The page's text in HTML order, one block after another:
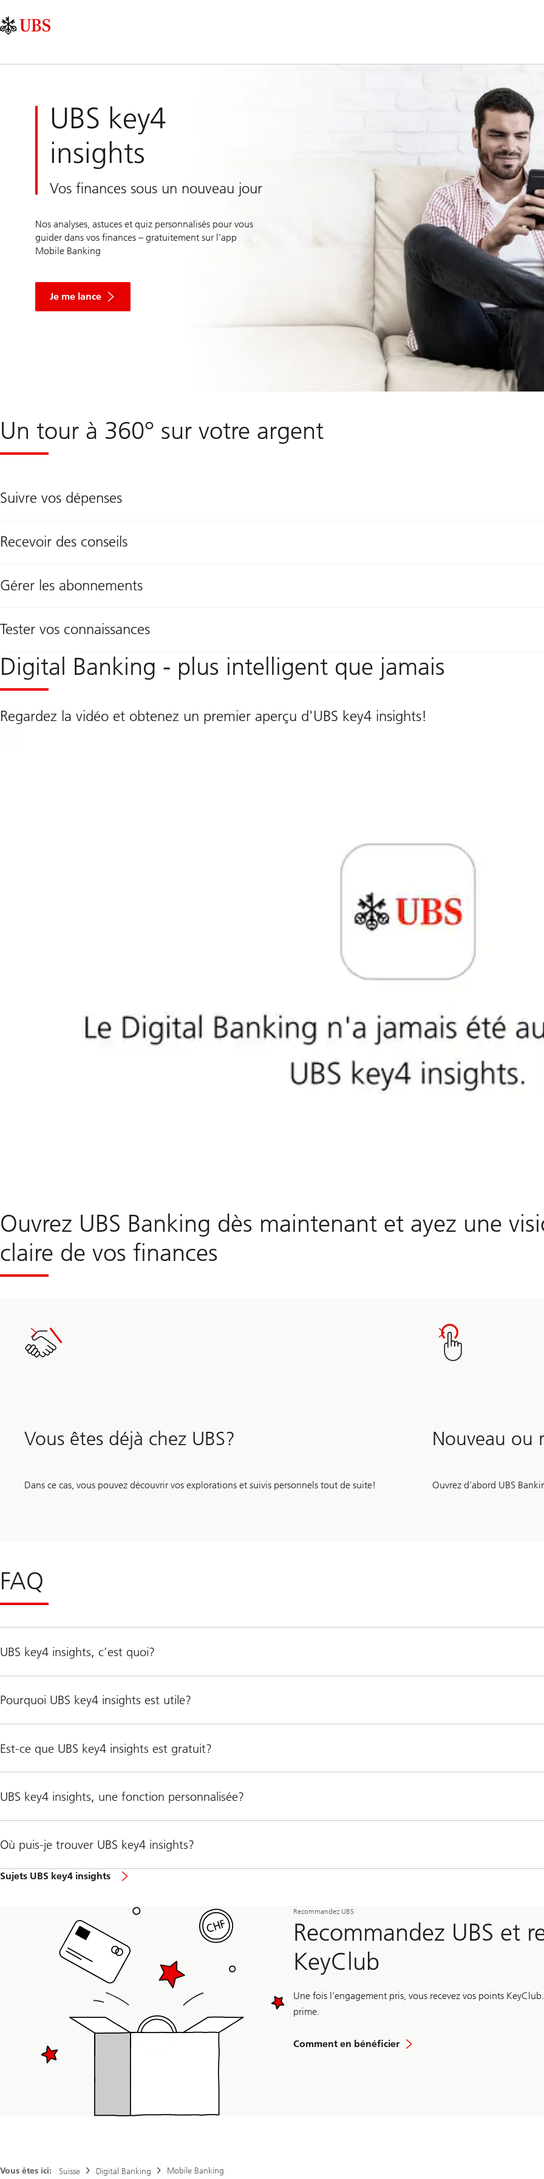
Area
principale
UBS key4
insights
Vos finances sous un nouveau jour
Nos analyses, astuces et quiz personnalisés pour vous
guider dans vos finances – gratuitement sur l’app
Mobile Banking
Je me lance
Un tour à 360° sur votre argent
Suivre vos dépenses
Recevoir des conseils
Gérer les abonnements
Tester vos connaissances
Digital Banking - plus intelligent que jamais
Regardez la vidéo et obtenez un premier aperçu d'UBS key4 insights!
Ouvrez UBS Banking dès maintenant et ayez une
claire de vos finances
Vous êtes déjà chez UBS?
Dans ce cas, vous pouvez découvrir vos explorations et suivis personnels tout de suite!
Nouveau ou
Ouvrez d’abord UBS
FAQ
UBS key4 insights, c’est quoi?
Pourquoi UBS key4 insights est utile?
Est-ce que UBS key4 insights est gratuit?
UBS key4 insights, une fonction personnalisée?
Où puis-je trouver UBS key4 insights?
Sujets UBS key4 insights
Recommandez UBS
Recommandez UBS et
KeyClub
Une fois l’engagement pris, vous recevez vos points
prime.
Comment en bénéficier
Vous êtes ici: Suisse Digital Banking Mobile Banking